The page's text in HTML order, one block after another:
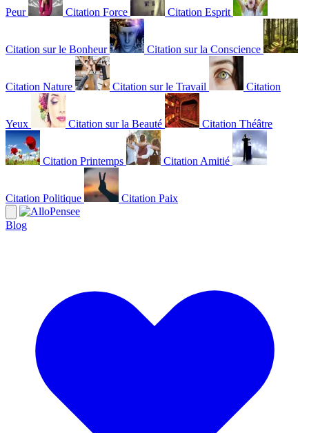
Peur Citation Force Citation Esprit
Citation sur le Bonheur Citation sur la Conscience
Citation Nature Citation sur le Travail Citation
Yeux Citation sur la Beauté Citation Théâtre
Citation Printemps Citation Amitié
Citation Politique Citation Paix
Blog